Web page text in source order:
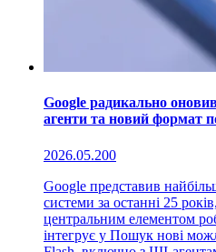
Google радикально
агенти та новий формат
2026.05.200
Google представив
системи за останні 25
центральним елементом
інтегрує у Пошук нові